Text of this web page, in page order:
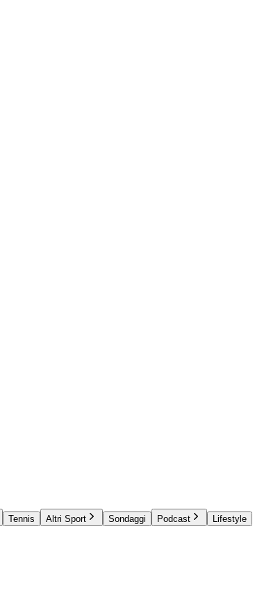
Tennis Altri Sport Sondaggi Podcast
Lifestyle